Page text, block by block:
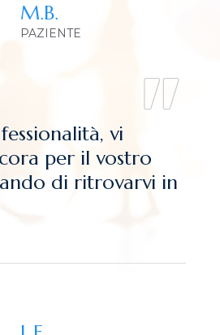
M.B.
PAZIENTE
vi
per il vostro
di ritrovarvi in